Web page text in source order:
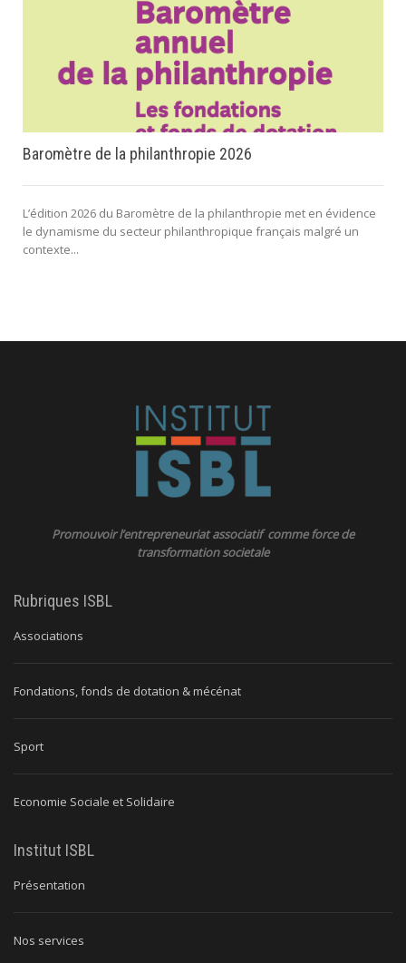
Baromètre de la philanthropie 2026
L’édition 2026 du Baromètre de la philanthropie met en évidence
le dynamisme du secteur philanthropique français malgré un
contexte...
Promouvoir l’entrepreneuriat associatif comme force de
transformation societale
Rubriques ISBL
Associations
Fondations, fonds de dotation & mécénat
Sport
Economie Sociale et Solidaire
Institut ISBL
Présentation
Nos services